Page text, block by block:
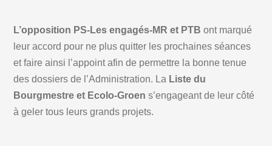
L’opposition PS-Les engagés-MR et PTB ont marqué
leur accord pour ne plus quitter les prochaines séances
et faire ainsi l’appoint afin de permettre la bonne tenue
des dossiers de l’Administration. La Liste du
Bourgmestre et Ecolo-Groen s’engageant de leur côté
à geler tous leurs grands projets.